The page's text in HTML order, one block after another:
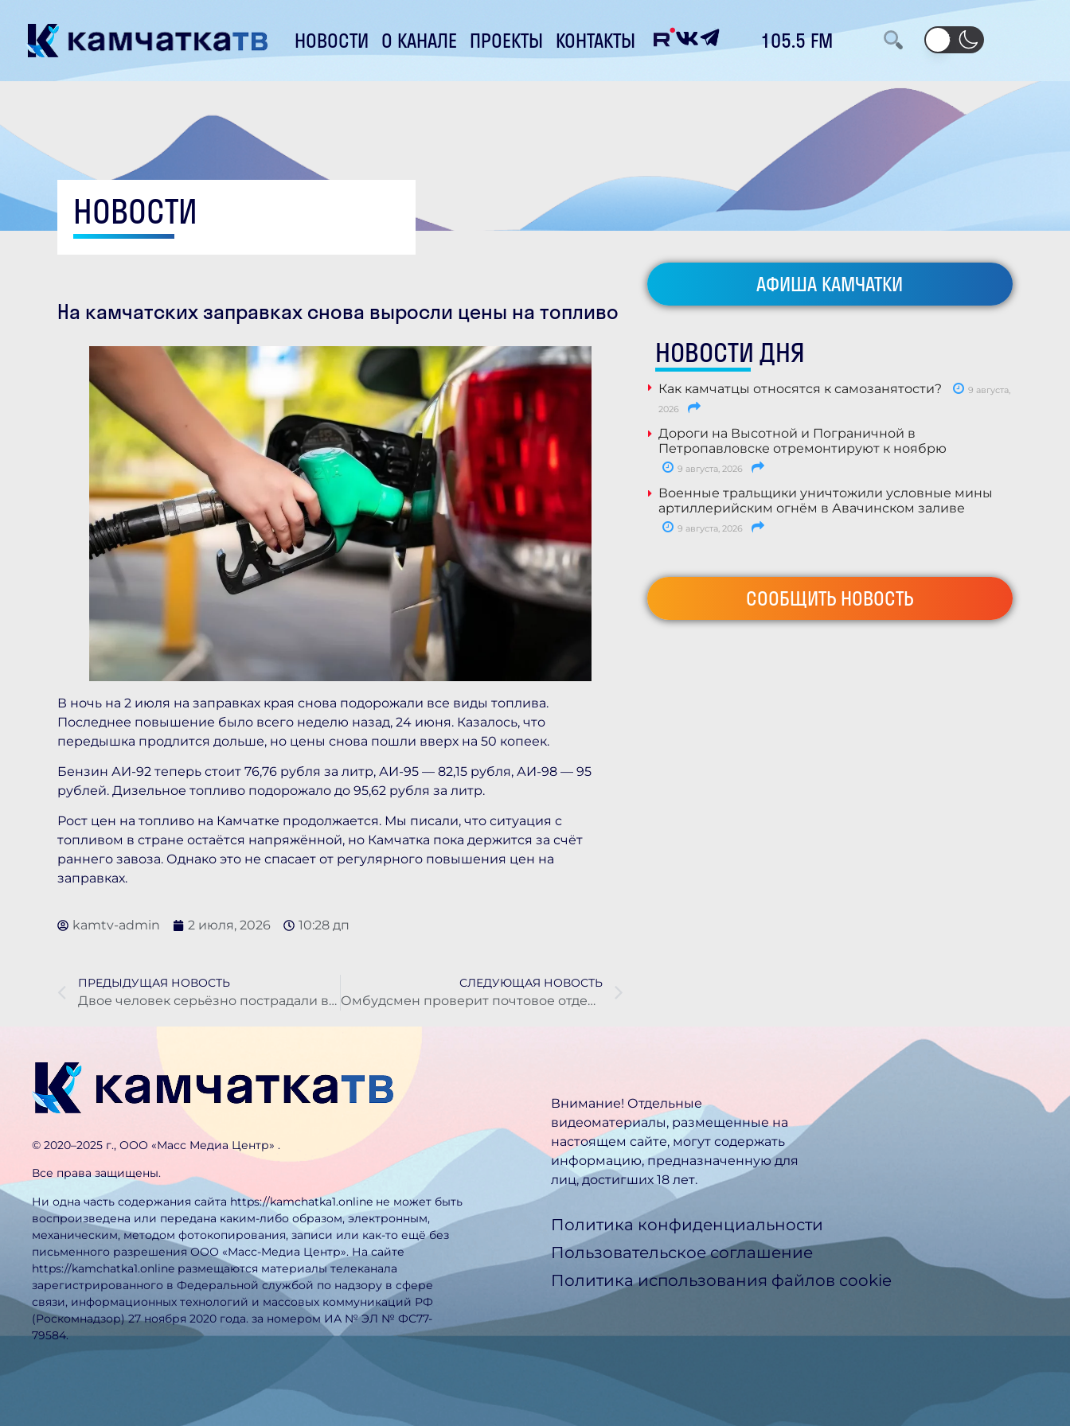
НОВОСТИ О КАНАЛЕ ПРОЕКТЫ КОНТАКТЫ 105.5 FM
НОВОСТИ
На камчатских заправках снова выросли цены на топливо
В ночь на 2 июля на заправках края снова подорожали все виды топлива.
Последнее повышение было всего неделю назад, 24 июня. Казалось, что
передышка продлится дольше, но цены снова пошли вверх на 50 копеек.
Бензин АИ-92 теперь стоит 76,76 рубля за литр, АИ-95 — 82,15 рубля, АИ-98 — 95
рублей. Дизельное топливо подорожало до 95,62 рубля за литр.
Рост цен на топливо на Камчатке продолжается. Мы писали, что ситуация с
топливом в стране остаётся напряжённой, но Камчатка пока держится за счёт
раннего завоза. Однако это не спасает от регулярного повышения цен на
заправках.
kamtv-admin 2 июля, 2026 10:28 дп
ПРЕДЫДУЩАЯ НОВОСТЬ
Двое человек серьёзно пострадали в ДТП на Камчатке
СЛЕДУЮЩАЯ НОВОСТЬ
Омбудсмен проверит почтовое отделение в Петропавловске из-за задержек пенсий
АФИША КАМЧАТКИ
НОВОСТИ ДНЯ
Как камчатцы относятся к самозанятости?
9 августа,
2026
Дороги на Высотной и Пограничной в
Петропавловске отремонтируют к ноябрю
9 августа, 2026
Военные тральщики уничтожили условные мины
артиллерийским огнём в Авачинском заливе
9 августа, 2026
СООБЩИТЬ НОВОСТЬ
©️ 2020–2025 г., ООО «Масс Медиа Центр» .
Все права защищены.
Ни одна часть содержания сайта https://kamchatka1.online не может быть
воспроизведена или передана каким-либо образом, электронным,
механическим, методом фотокопирования, записи или как-то ещё без
письменного разрешения ООО «Масс-Медиа Центр». На сайте
https://kamchatka1.online размещаются материалы телеканала
зарегистрированного в Федеральной службой по надзору в сфере
связи, информационных технологий и массовых коммуникаций РФ
(Роскомнадзор) 27 ноября 2020 года. за номером ИА № ЭЛ № ФС77-
79584.
Внимание! Отдельные
видеоматериалы, размещенные на
настоящем сайте, могут содержать
информацию, предназначен­ную для
лиц, достигших 18 лет.
Политика конфиденциальности
Пользовательское соглашение
Политика использования файлов cookie